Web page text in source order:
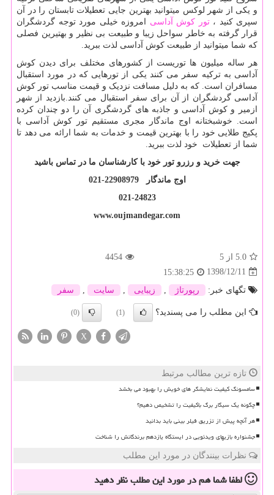
و یکی از شهر لوکس میتوانید بهترین جایی تعطیلات تابستان را در آن
سپری کنید ،تور کوش آداسی امروزه خیلی مورد توجه گردشگران
قرار گرفته به خاطر سواحل زیبا و طبیعت بی نظیر و بهتیرین فصلی
که شما میتوانید از طبیعت کوش آداسی لذت ببرید.
هر ساله میلیون ها توریست از کشورهای مختلف برای دیدن کوش
آداسی به ترکیه سفر می کنند یکی از تورهایی که در مورد استقبال
مسافران است. که به دلیل مسافت نزدیک و قیمت مناسب تور کوش
آداسی گردشگران از آن برای سفر استقبال می کنند.بازدید از شهر
ازمیر و کوش آداسی و جاذبه های گردشگری آن را دو چندان کرده
است. خوشبختانه اوج ماندگار مجری مستقیم تور کوش آداسی با
پکیج طلایی خود را با بهترین قیمت و خدمات به شما ارائه می دهد تا
شما از تعطیلات خود لذت ببرید.
جهت خرید و رزرو تور خود با کارشناسان ما در تماس باشید
اوج ماندگار 22908979-021
021-24823
www.oujmandegar.com
5.0 از 5
4454
1398/12/11
15:38:25
تگهای خبر:
رپورتاژ زیبایی سایت سفر
این مطلب را می پسندید؟ (1)
(0)
X
تازه ترین مطالب مرتبط
سامسونگ کیفیت نمایشگر های خویش را بهبود می بخشد
چگونه یک سیگار برگ باکیفیت را تشخیص دهیم؟
هر آنچه پیش از تزریق فیلر بینی باید بدانید
جشنواره بازیهای ویدئویی در ایستگاه یازدهم برندگانش را شناخت
نظرات بینندگان در مورد این مطلب
لطفا شما همدر مورد این مطلبنظر دهید